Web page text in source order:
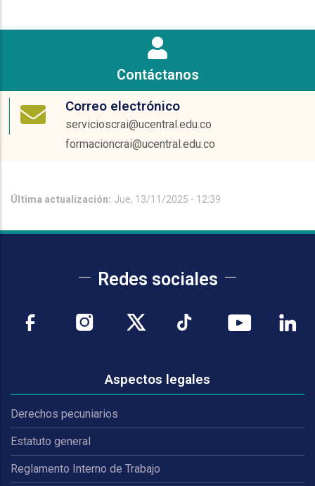
Contáctanos
Correo electrónico
servicioscrai@ucentral.edu.co
formacioncrai@ucentral.edu.co
Última actualización: Jue, 13/11/2025 - 12:39
Redes sociales
Aspectos legales
Derechos pecuniarios
Estatuto general
Reglamento Interno de Trabajo